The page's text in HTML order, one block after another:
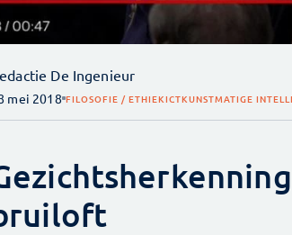
De Ingenieur
mei 2018 FILOSOFIE / ETHIEKICTKUNSTMATIGE